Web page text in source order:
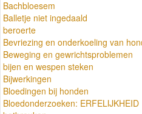
Bachbloesem
Balletje niet ingedaald
beroerte
Bevriezing en onderkoeling van
Beweging en gewrichtsproblemen
bijen en wespen steken
Bijwerkingen
Bloedingen bij honden
Bloedonderzoeken: ERFELIJKHEID